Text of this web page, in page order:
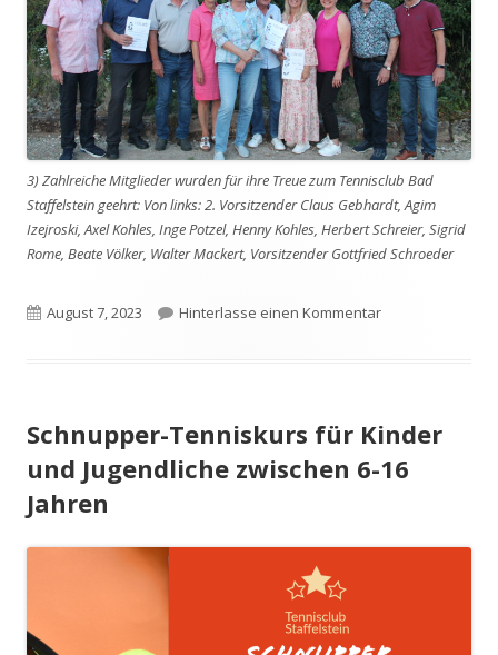
3) Zahlreiche Mitglieder wurden für ihre Treue zum Tennisclub Bad
Staffelstein geehrt: Von links: 2. Vorsitzender Claus Gebhardt, Agim
Izejroski, Axel Kohles, Inge Potzel, Henny Kohles, Herbert Schreier, Sigrid
Rome, Beate Völker, Walter Mackert, Vorsitzender Gottfried Schroeder
Veröffentlicht
August 7, 2023 Hinterlasse einen Kommentarzu
Schnupper-Tenniskurs für Kinder
und Jugendliche zwischen 6-16
Jahren